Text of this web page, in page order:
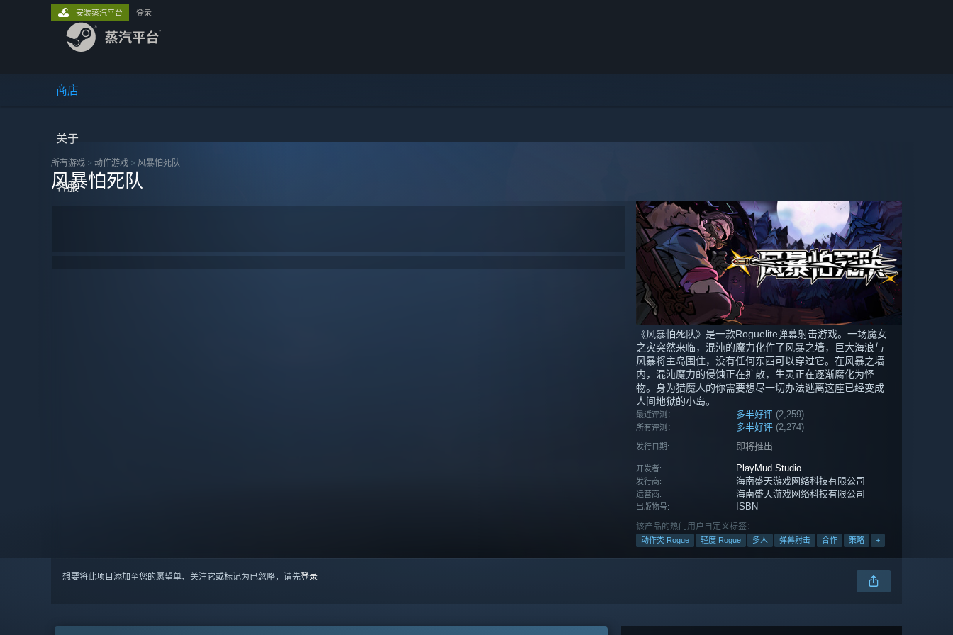
商店
关于
客服
安装蒸汽平台 登录
所有游戏 > 动作‎游戏 > 风暴怕死队
风暴怕死队
《风暴怕死队》是一款Roguelite弹幕射击游戏。一场魔女
之灾突然来临，混沌的魔力化作了风暴之墙，巨大海浪与
风暴将主岛围住，没有任何东西可以穿过它。在风暴之墙
内，混沌魔力的侵蚀正在扩散，生灵正在逐渐腐化为怪
物。身为猎魔人的你需要想尽一切办法逃离这座已经变成
人间地狱的小岛。
最近评测： 多半好评 (2,259)
所有评测： 多半好评 (2,274)
发行日期: 即将推出
开发者: PlayMud Studio
发行商: 海南盛天游戏网络科技有限公司
运营商: 海南盛天游戏网络科技有限公司
出版物号: ISBN
该产品的热门用户自定义标签：
动作类 Rogue 轻度 Rogue 多人 弹幕射击 合作 策略 +
想要将此项目添加至您的愿望单、关注它或标记为已忽略，请先登录